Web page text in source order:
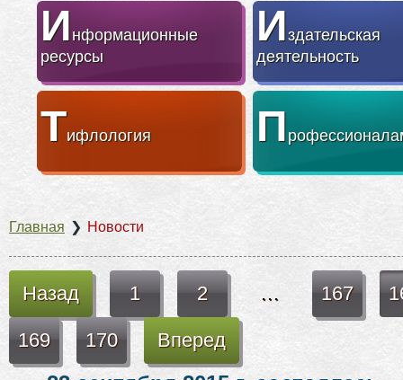
Информационные
ресурсы
Издательская
деятельность
Тифлология П
Главная ❯ Новости
Назад 1 2 … 167
169 170 Вперед